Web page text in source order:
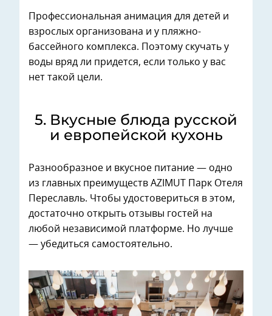
Профессиональная анимация для детей и
взрослых организована и у пляжно-
бассейного комплекса. Поэтому скучать у
воды вряд ли придется, если только у вас
нет такой цели.
5. ⁠Вкусные блюда русской
и европейской кухонь
Разнообразное и вкусное питание — одно
из главных преимуществ AZIMUT Парк Отеля
Переславль. Чтобы удостовериться в этом,
достаточно открыть отзывы гостей на
любой независимой платформе. Но лучше
— убедиться самостоятельно.